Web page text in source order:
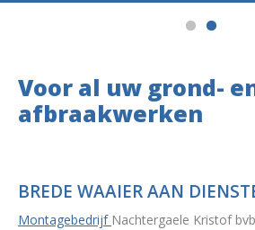
Voor al uw grond-
afbraakwerken
BREDE WAAIER AAN
Montagebedrijf Nachtergaele Kristof